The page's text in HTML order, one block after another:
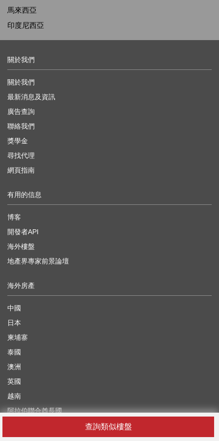
查詢類似樓盤
馬來西亞
印度尼西亞
關於我們
關於我們
最新消息及資訊
廣告查詢
聯絡我們
獎學金
尋找代理
網頁指南
有用的信息
博客
開發者API
海外樓盤
地產界專家前景論壇
海外房產
中國
日本
柬埔寨
泰國
澳洲
英國
越南
阿拉伯聯合酋長國
你在找什麼？